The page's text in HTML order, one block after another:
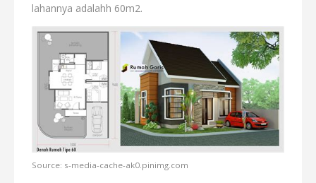
lahannya adalahh 60m2.
Source: s-media-cache-ak0.pinimg.com